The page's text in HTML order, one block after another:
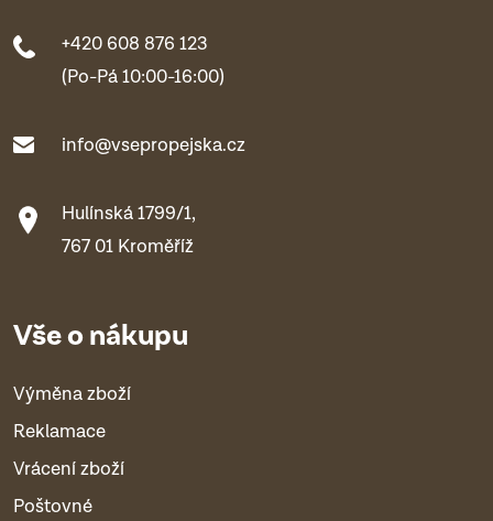
+420 608 876 123
(Po-Pá 10:00-16:00)
info@vsepropejska.cz
Hulínská 1799/1,
767 01 Kroměříž
Vše o nákupu
Výměna zboží
Reklamace
Vrácení zboží
Poštovné